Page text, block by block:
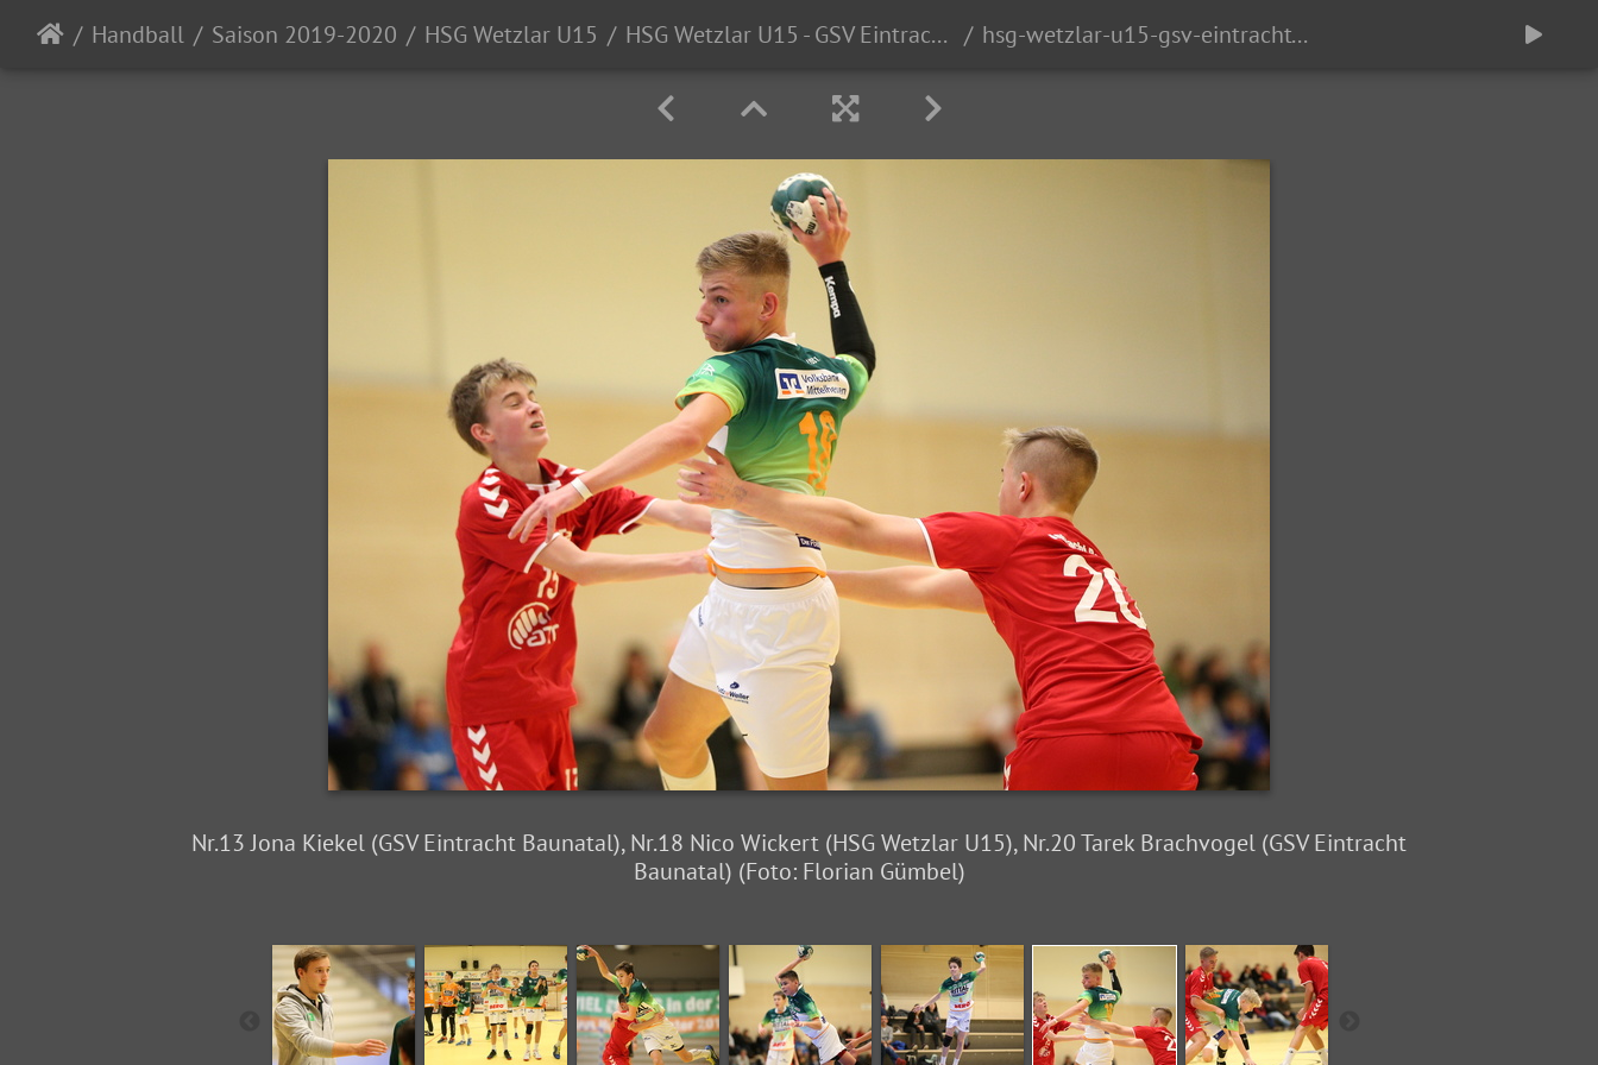
Handball Saison 2019-2020 HSG Wetzlar U15 HSG Wetzlar U15 - GSV Eintracht Baunatal hsg-wetzlar-u15-gsv-eintracht-baunatal-012
Nr.13 Jona Kiekel (GSV Eintracht Baunatal), Nr.18 Nico Wickert (HSG Wetzlar U15), Nr.20 Tarek Brachvogel (GSV Eintracht
Baunatal) (Foto: Florian Gümbel)